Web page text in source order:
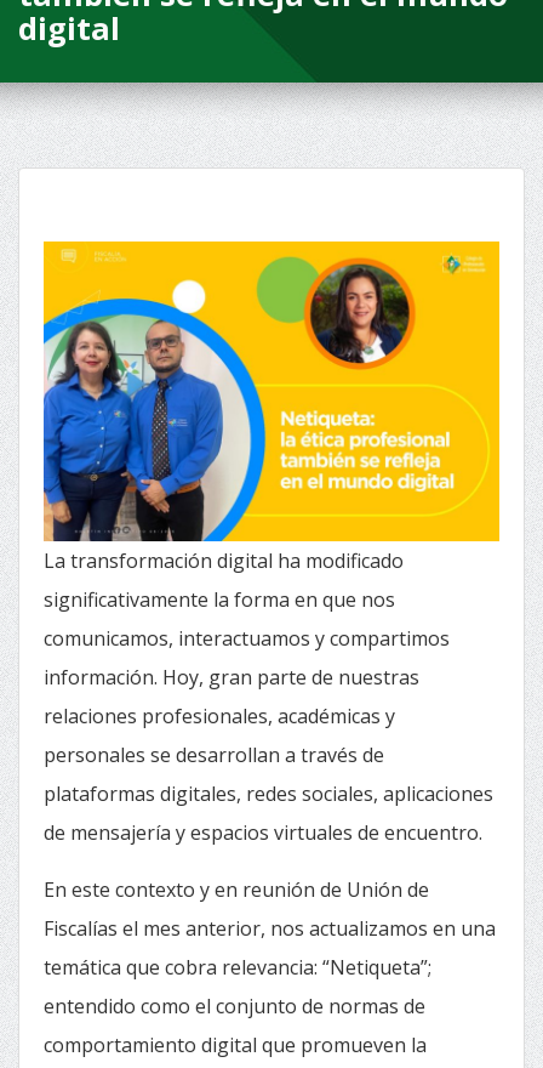
digital
La transformación digital ha modificado
significativamente la forma en que nos
comunicamos, interactuamos y compartimos
información. Hoy, gran parte de nuestras
relaciones profesionales, académicas y
personales se desarrollan a través de
plataformas digitales, redes sociales, aplicaciones
de mensajería y espacios virtuales de encuentro.
En este contexto y en reunión de Unión de
Fiscalías el mes anterior, nos actualizamos en una
temática que cobra relevancia: “Netiqueta”;
entendido como el conjunto de normas de
comportamiento digital que promueven la